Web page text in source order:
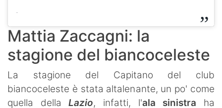
-
Mattia Zaccagni: la
stagione del biancoceleste
La stagione del Capitano del club
biancoceleste è stata altalenante, un po' come
quella dellaLazio, infatti, l'ala sinistra ha